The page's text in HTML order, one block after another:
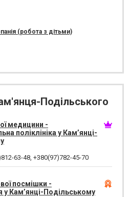
(робота з дітьми)
Подільського
медицини -
поліклініка у Кам’янці-
63-48, +380(97)782-45-70
посмішки -
у Кам’янці-Подільському